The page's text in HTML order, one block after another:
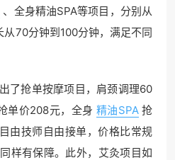
、全身精油SPA等项目，分别从
70分钟到100分钟，满足不同
了抢单按摩项目，肩颈调理60
单价208元，全身 精油SPA 抢
由技师自由接单，价格比常规
样有保障。此外，艾灸项目如